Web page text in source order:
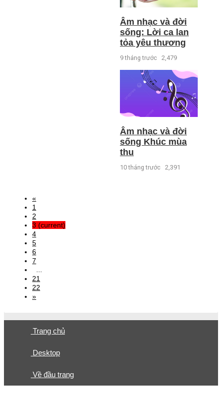
Âm nhạc và đời
sống: Lời ca lan
tỏa yêu thương
9 tháng trước 2,479
Âm nhạc và đời
sống Khúc mùa
thu
10 tháng trước 2,391
«
1
2
3 (current)
4
5
6
7
21
22
»
Trang chủ
Desktop
Về đầu trang